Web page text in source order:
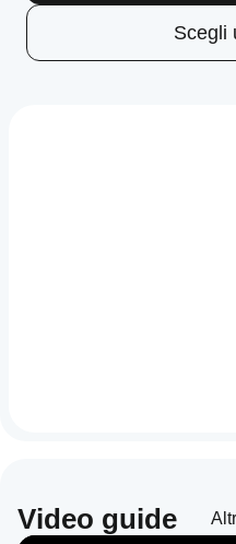
Scegli
Video guide